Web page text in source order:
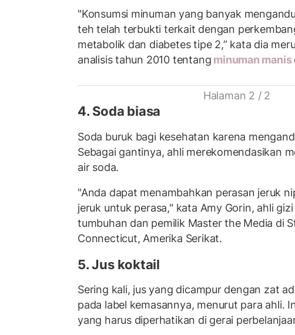
"Konsumsi minuman yang banyak
teh telah terbukti terkait dengan
metabolik dan diabetes tipe 2,” kata dia
analisis tahun 2010 tentang minuman manis
Halaman 2 / 2
4. Soda biasa
Soda buruk bagi kesehatan karena
Sebagai gantinya, ahli merekomendasikan
air soda.
"Anda dapat menambahkan perasan jeruk
jeruk untuk perasa," kata Amy Gorin, ahli
tumbuhan dan pemilik Master the Media di
Connecticut, Amerika Serikat.
5. Jus koktail
Sering kali, jus yang dicampur dengan zat
pada label kemasannya, menurut para ahli.
yang harus diperhatikan di gerai